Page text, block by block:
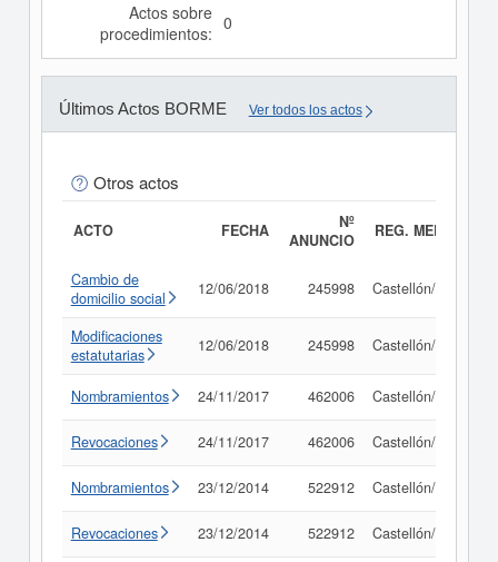
Actos sobre
procedimientos: 0
Últimos Actos BORME Ver todos los actos
Otros actos
ACTO FECHA
Nº
ANUNCIO
REG. MERC.
Cambio de
domicilio social
12/06/2018 245998 Castellón/Castelló
Modificaciones
estatutarias
12/06/2018 245998 Castellón/Castelló
Nombramientos 24/11/2017 462006 Castellón/Castelló
Revocaciones 24/11/2017 462006 Castellón/Castelló
Nombramientos 23/12/2014 522912 Castellón/Castelló
Revocaciones 23/12/2014 522912 Castellón/Castelló